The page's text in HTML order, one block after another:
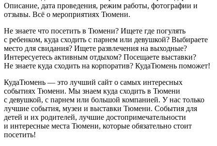
Описание, дата проведения, режим работы, фотографии и
отзывы. Всё о мероприятиях Тюмени.
Не знаете что посетить в Тюмени? Ищете где погулять
с ребенком, куда сходить с парнем или девушкой? Выбираете
место для свидания? Ищете развлечения на выходные?
Интересуетесь активным отдыхом? Посещаете выставки?
Не знаете куда сходить на корпоратив? КудаТюмень поможет!
КудаТюмень — это лучший сайт о самых интересных
событиях Тюмени. Мы знаем куда сходить в Тюмени
с девушкой, с парнем или большой компанией. У нас только
лучшие события, музеи и выставки Тюмени. События для
детей и их родителей, лучшие достопримечательности
и интересные места Тюмени, которые обязательно стоит
посетить!